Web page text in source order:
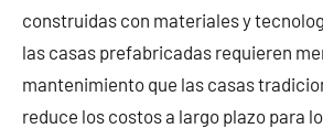
construidas con materiales y
las casas prefabricadas requieren
mantenimiento que las casas
reduce los costos a largo plazo para